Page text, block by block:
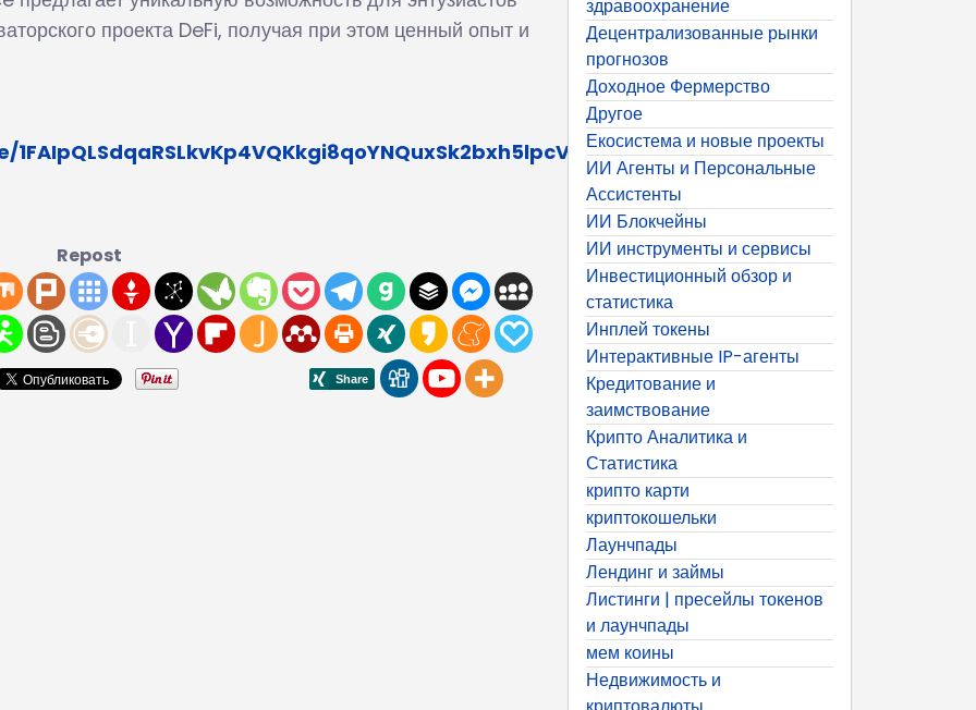
проекта DeFi, получая при этом ценный опыт и
viewform
Repost
здравоохранение
Децентрализованные рынки
прогнозов
Доходное Фермерство
Другое
Екосистема и новые проекты
ИИ Агенты и Персональные
Ассистенты
ИИ Блокчейны
ИИ инструменты и сервисы
Инвестиционный обзор и
статистика
Инплей токены
Интерактивные IP-агенты
Кредитование и
заимствование
Крипто Аналитика и
Статистика
крипто карти
криптокошельки
Лаунчпады
Лендинг и займы
Листинги | пресейлы токенов
и лаунчпады
мем коины
Недвижимость и